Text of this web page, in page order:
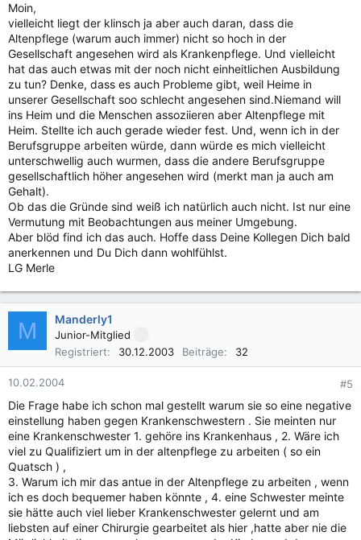
Moin,
vielleicht liegt der klinsch ja aber auch daran, dass die
Altenpflege (warum auch immer) nicht so hoch in der
Gesellschaft angesehen wird als Krankenpflege. Und vielleicht
hat das auch etwas mit der noch nicht einheitlichen Ausbildung
zu tun? Denke, dass es auch Probleme gibt, weil Heime in
unserer Gesellschaft soo schlecht angesehen sind.Niemand will
ins Heim und die Menschen assoziieren aber Altenpflege mit
Heim. Stellte ich auch gerade wieder fest. Und, wenn ich in der
Berufsgruppe arbeiten würde, dann würde es mich vielleicht
unterschwellig auch wurmen, dass die andere Berufsgruppe
gesellschaftlich höher angesehen wird (merkt man ja auch am
Gehalt).
Ob das die Gründe sind weiß ich natürlich auch nicht. Ist nur eine
Vermutung mit Beobachtungen aus meiner Umgebung.
Aber blöd find ich das auch. Hoffe dass Deine Kollegen Dich bald
anerkennen und Du Dich dann wohlfühlst.
LG Merle
M Manderly1
Junior-Mitglied
Registriert
30.12.2003 Beiträge 32
10.02.2004 #5
Die Frage habe ich schon mal gestellt warum sie so eine negative
einstellung haben gegen Krankenschwestern . Sie meinten nur
eine Krankenschwester 1. gehöre ins Krankenhaus , 2. Wäre ich
viel zu Qualifiziert um in der altenpflege zu arbeiten ( so ein
Quatsch ) ,
3. Warum ich mir das antue in der Altenpflege zu arbeiten , wenn
ich es doch bequemer haben könnte , 4. eine Schwester meinte
sie hätte auch viel lieber Krankenschwester gelernt und am
liebsten auf einer Chirurgie gearbeitet als hier ,hatte aber nie die